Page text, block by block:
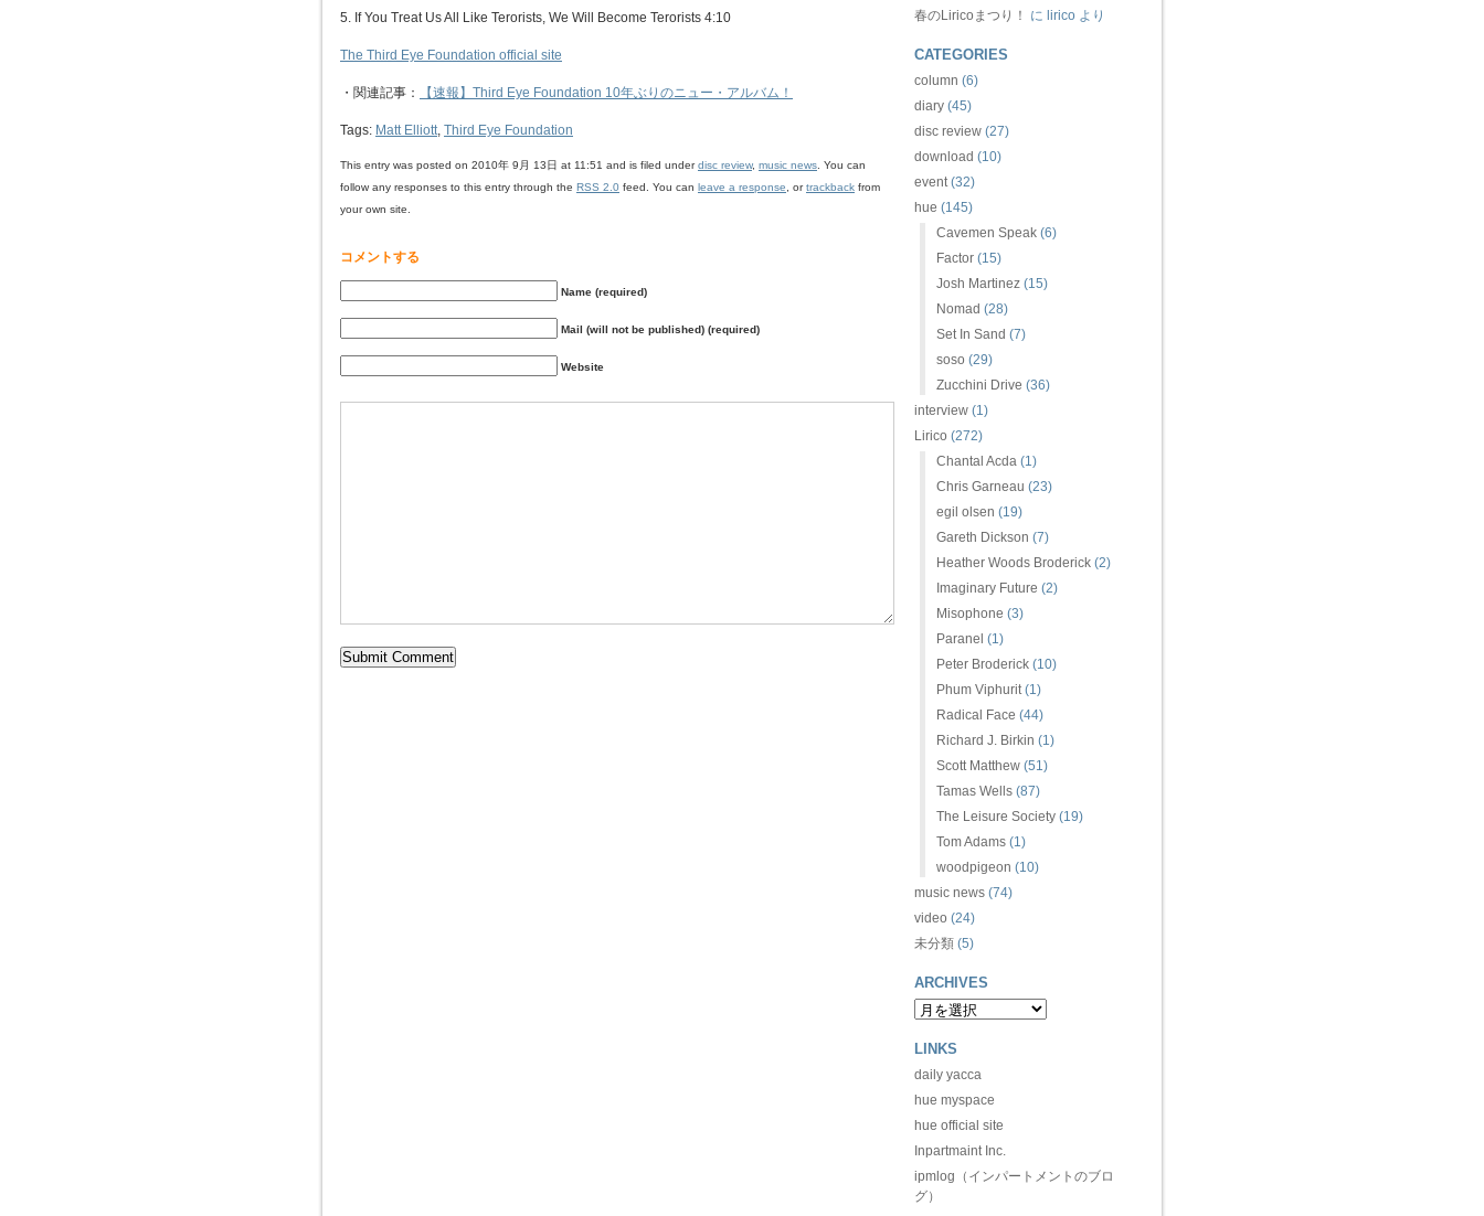
5. If You Treat Us All Like Terorists, We Will Become Terorists 4:10
The Third Eye Foundation official site
・関連記事： 【速報】Third Eye Foundation 10年ぶりのニュー・アルバム！
Tags: Matt Elliott, Third Eye Foundation
This entry was posted on 2010年 9月 13日 at 11:51 and is filed underdisc review, music news . You can
follow any responses to this entry through the RSS 2.0 feed. You can leave a response , ortrackback from
your own site.
コメントする
Name (required)
Mail (will not be published) (required)
Website
春のLiricoまつり！
に lirico より
CATEGORIES
column (6)
diary (45)
disc review (27)
download (10)
event(32)
hue (145)
Cavemen Speak (6)
Factor (15)
Josh Martinez (15)
Nomad (28)
Set In Sand (7)
soso (29)
Zucchini Drive (36)
interview (1)
Lirico (272)
Chantal Acda (1)
Chris Garneau (23)
egil olsen (19)
Gareth Dickson (7)
Heather Woods Broderick (2)
Imaginary Future (2)
Misophone (3)
Paranel (1)
Peter Broderick (10)
Phum Viphurit(1)
Radical Face (44)
Richard J. Birkin (1)
Scott Matthew (51)
Tamas Wells (87)
The Leisure Society (19)
Tom Adams (1)
woodpigeon (10)
music news (74)
video (24)
未分類 (5)
ARCHIVES
LINKS
daily yacca
hue myspace
hue official site
Inpartmaint Inc.
ipmlog（インパートメントのブロ
グ）